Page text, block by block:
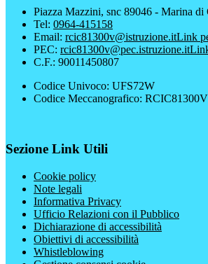
Piazza Mazzini, snc 89046 - Marina di
Tel: 0964-415158
Email: rcic81300v@istruzione.itLink
PEC: rcic81300v@pec.istruzione.it
C.F.: 90011450807
Codice Univoco: UFS72W
Codice Meccanografico: RCIC81300V
Sezione Link Utili
Cookie policy
Note legali
Informativa Privacy
Ufficio Relazioni con il Pubblico
Dichiarazione di accessibilità
Obiettivi di accessibilità
Whistleblowing